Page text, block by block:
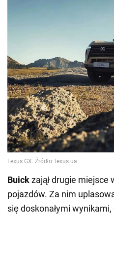
Buickzajął drugie miejsce
pojazdów. Za nim
się doskonałymi